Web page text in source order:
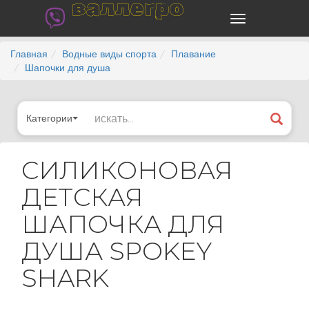
валлегро
Главная Водные виды спорта
Плавание
Шапочки для душа
Категории
СИЛИКОНОВАЯ
ДЕТСКАЯ
ШАПОЧКА ДЛЯ
ДУША SPOKEY
SHARK